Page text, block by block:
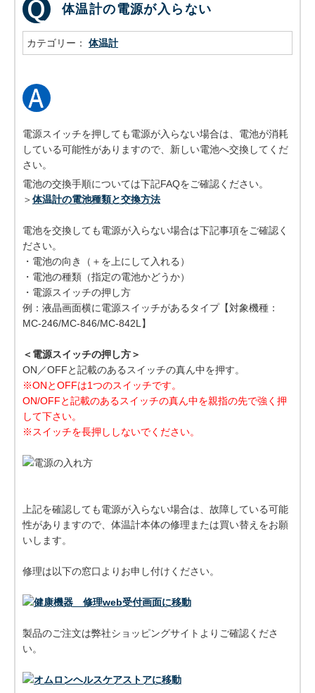
体温計の電源が入らない
カテゴリー： 体温計
電源スイッチを押しても電源が入らない場合は、電池が消耗
している可能性がありますので、新しい電池へ交換してくだ
さい。
電池の交換手順については下記FAQをご確認ください。
＞体温計の電池種類と交換方法
電池を交換しても電源が入らない場合は下記事項をご確認く
ださい。
・電池の向き（＋を上にして入れる）
・電池の種類（指定の電池かどうか）
・電源スイッチの押し方
例：液晶画面横に電源スイッチがあるタイプ【対象機種：
MC-246/MC-846/MC-842L】
＜電源スイッチの押し方＞
ON／OFFと記載のあるスイッチの真ん中を押す。
※ONとOFFは1つのスイッチです。
ON/OFFと記載のあるスイッチの真ん中を親指の先で強く押
して下さい。
※スイッチを長押ししないでください。
上記を確認しても電源が入らない場合は、故障している可能
性がありますので、体温計本体の修理または買い替えをお願
いします。
修理は以下の窓口よりお申し付けください。
製品のご注文は弊社ショッピングサイトよりご確認くださ
い。